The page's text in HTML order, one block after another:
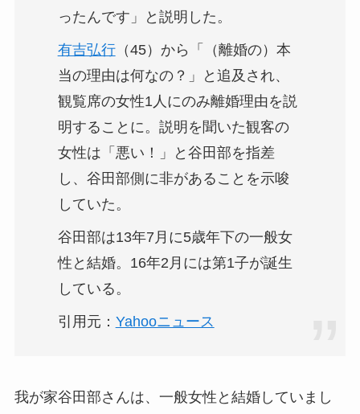
ったんです」と説明した。
有吉弘行（45）から「（離婚の）本
当の理由は何なの？」と追及され、
観覧席の女性1人にのみ離婚理由を説
明することに。説明を聞いた観客の
女性は「悪い！」と谷田部を指差
し、谷田部側に非があることを示唆
していた。
谷田部は13年7月に5歳年下の一般女
性と結婚。16年2月には第1子が誕生
している。
引用元： Yahooニュース
我が家谷田部さんは、一般女性と結婚していまし